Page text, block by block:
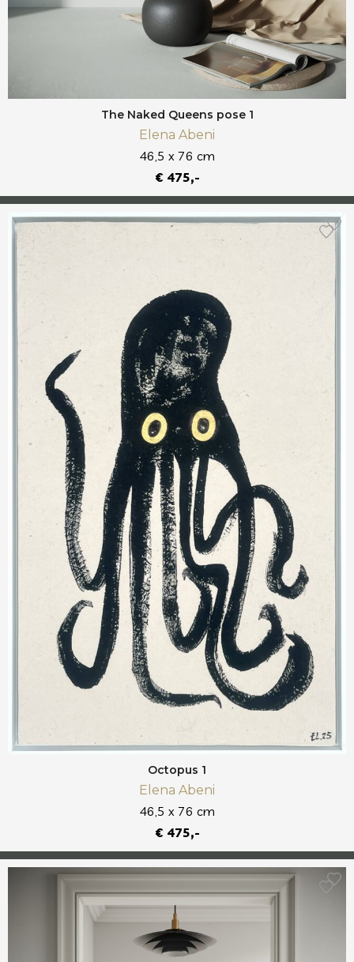
The Naked Queens pose 1
Elena Abeni
46,5 x 76 cm
€ 475,-
Octopus 1
Elena Abeni
46,5 x 76 cm
€ 475,-